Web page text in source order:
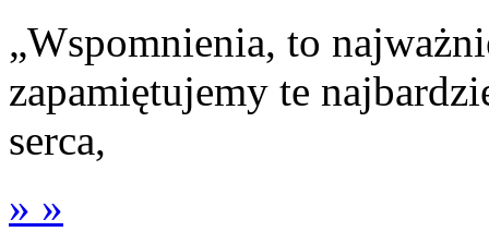
„Wspomnienia, to
zapamiętujemy te
serca,
» »